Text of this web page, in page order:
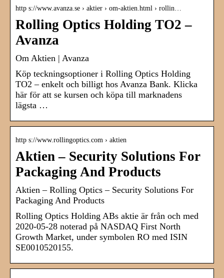
http s://www.avanza.se › aktier › om-aktien.html › rollin…
Rolling Optics Holding TO2 –
Avanza
Om Aktien | Avanza
Köp teckningsoptioner i Rolling Optics Holding
TO2 – enkelt och billigt hos Avanza Bank. Klicka
här för att se kursen och köpa till marknadens
lägsta …
http s://www.rollingoptics.com › aktien
Aktien – Security Solutions For
Packaging And Products
Aktien – Rolling Optics – Security Solutions For
Packaging And Products
Rolling Optics Holding ABs aktie är från och med
2020-05-28 noterad på NASDAQ First North
Growth Market, under symbolen RO med ISIN
SE0010520155.